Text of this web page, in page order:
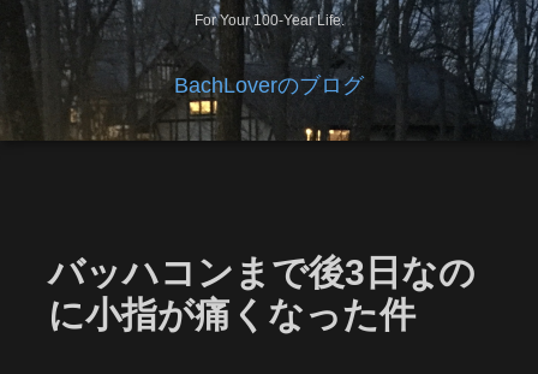
For Your 100-Year Life.
BachLoverのブログ
バッハコンまで後3日なの
に小指が痛くなった件